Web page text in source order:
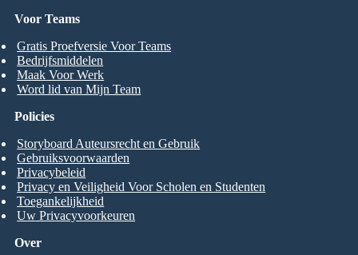
Voor Teams
Gratis Proefversie Voor Teams
Bedrijfsmiddelen
Maak Voor Werk
Word lid van Mijn Team
Over
Policies
Storyboard Auteursrecht en Gebruik
Gebruiksvoorwaarden
Privacybeleid
Privacy en Veiligheid Voor Scholen en Studenten
Toegankelijkheid
Uw Privacyvoorkeuren